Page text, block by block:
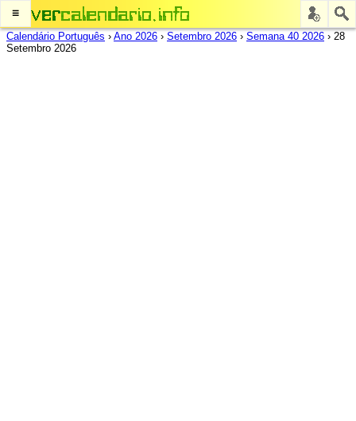
≡
Calendário Português › Ano 2026 › Setembro 2026 › Semana 40 2026 › 28
Setembro 2026